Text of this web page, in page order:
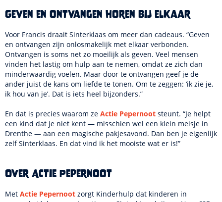
Geven en ontvangen horen bij elkaar
Voor Francis draait Sinterklaas om meer dan cadeaus. “Geven
en ontvangen zijn onlosmakelijk met elkaar verbonden.
Ontvangen is soms net zo moeilijk als geven. Veel mensen
vinden het lastig om hulp aan te nemen, omdat ze zich dan
minderwaardig voelen. Maar door te ontvangen geef je de
ander juist de kans om liefde te tonen. Om te zeggen: ‘ik zie je,
ik hou van je’. Dat is iets heel bijzonders.”
En dat is precies waarom ze Actie Pepernoot steunt. “Je helpt
een kind dat je niet kent — misschien wel een klein meisje in
Drenthe — aan een magische pakjesavond. Dan ben je eigenlijk
zelf Sinterklaas. En dat vind ik het mooiste wat er is!”
Over Actie Pepernoot
Met Actie Pepernoot zorgt Kinderhulp dat kinderen in